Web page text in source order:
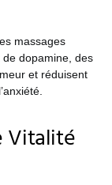
massages
dopamine, des
et réduisent
Vitalité